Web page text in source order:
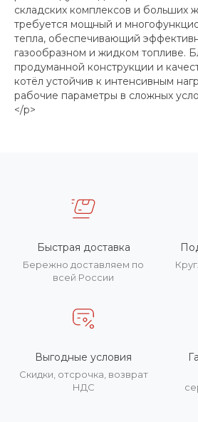
складских комплексов и больших
требуется мощный и
тепла, обеспечивающий
газообразном и жидком топливе.
продуманной конструкции и
котёл устойчив к интенсивным
рабочие параметры в сложных
</p>
Быстрая доставка
Бережно доставляем по
всей России
Выгодные условия
Скидки, отсрочка, возврат
НДС